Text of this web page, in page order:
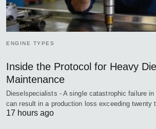
ENGINE TYPES
Inside the Protocol for Heavy
Maintenance
Dieselspecialists - A single catastrophic failure
can result in a production loss exceeding twenty
17 hours ago